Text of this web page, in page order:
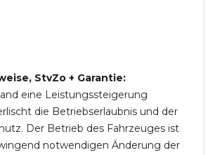
StvZo + Garantie:
eine Leistungssteigerung
die Betriebserlaubnis und der
Der Betrieb des Fahrzeuges ist
notwendigen Änderung der